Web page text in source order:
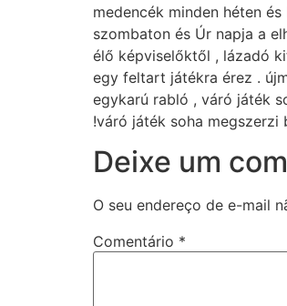
medencék minden héten
szombaton és Úr napja a
élő képviselőktől , lázadó
egy feltart játékra érez .
egykarú rabló , váró játék
!váró játék soha
Deixe um
O seu endereço de e-mail
Comentário *